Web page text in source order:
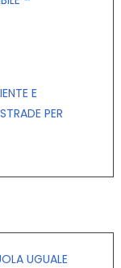
E
PER
UGUALE